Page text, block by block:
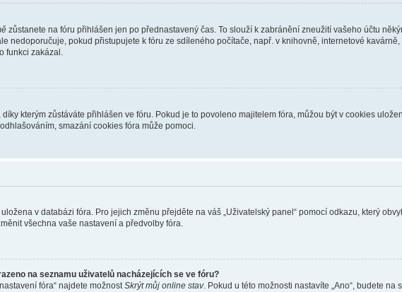
zůstanete na fóru přihlášen jen po přednastavený čas. To slouží k zabránění zneužití vašeho účtu
ale nedoporučuje, pokud přistupujete k fóru ze sdíleného počítače, např. v knihovně, internetové
funkci zakázal.
kterým zůstáváte přihlášen ve fóru. Pokud je to povoleno majitelem fóra, můžou být v cookies
smazání cookies fóra může pomoci.
v databázi fóra. Pro jejich změnu přejděte na váš „Uživatelský panel“ pomocí odkazu, který
všechna vaše nastavení a předvolby fóra.
na seznamu uživatelů nacházejících se ve fóru?
fóra“ najdete možnost Skrýt můj online stav. Pokud u této možnosti nastavíte „Ano“, budete na